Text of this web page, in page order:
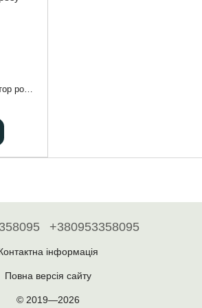
АМIНОПРIМ (стимулятор росту рослини) для підвищення стійкості до стресів, прискорення відновлення після стресу
+380953358095
інформація
Повна версія сайту
© 2019—2026